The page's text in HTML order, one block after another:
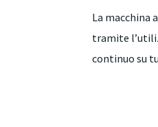
La macchina
tramite
continuo su